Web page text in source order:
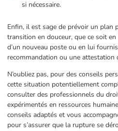
si nécessaire.
Enfin, il est sage de prévoir un plan
transition en douceur, que ce soit
d’un nouveau poste ou en lui
recommandation ou une attestation
N’oubliez pas, pour des conseils
cette situation potentiellement
consulter des professionnels du
expérimentés en ressources
conseils adaptés et vous
pour s’assurer que la rupture se